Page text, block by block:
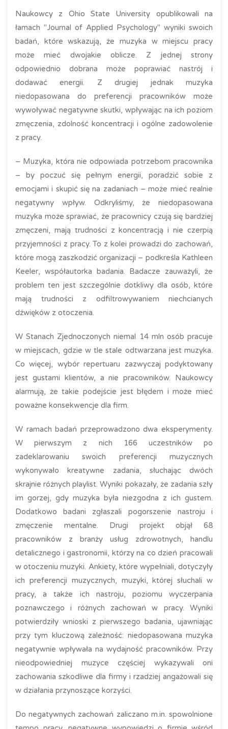
Naukowcy z Ohio State University opublikowali na
łamach "Journal of Applied Psychology" wyniki swoich
badań, które wskazują, że muzyka w miejscu pracy
może mieć dwojakie oblicze. Z jednej strony
odpowiednio dobrana może poprawiać nastrój i
dodawać energii. Z drugiej jednak muzyka
niedopasowana do preferencji pracowników może
wywoływać negatywne skutki, wpływając na ich poziom
zmęczenia, zdolność koncentracji i ogólne zadowolenie
z pracy.
– Muzyka, która nie odpowiada potrzebom pracownika
– by poczuć się pełnym energii, poradzić sobie z
emocjami i skupić się na zadaniach – może mieć realnie
negatywny wpływ. Odkryliśmy, że niedopasowana
muzyka może sprawiać, że pracownicy czują się bardziej
zmęczeni, mają trudności z koncentracją i nie czerpią
przyjemności z pracy. To z kolei prowadzi do zachowań,
które mogą zaszkodzić organizacji – podkreśla Kathleen
Keeler, współautorka badania. Badacze zauważyli, że
problem ten jest szczególnie dotkliwy dla osób, które
mają trudności z odfiltrowywaniem niechcianych
dźwięków z otoczenia.
W Stanach Zjednoczonych niemal 14 mln osób pracuje
w miejscach, gdzie w tle stale odtwarzana jest muzyka.
Co więcej, wybór repertuaru zazwyczaj podyktowany
jest gustami klientów, a nie pracowników. Naukowcy
alarmują, że takie podejście jest błędem i może mieć
poważne konsekwencje dla firm.
W ramach badań przeprowadzono dwa eksperymenty.
W pierwszym z nich 166 uczestników po
zadeklarowaniu swoich preferencji muzycznych
wykonywało kreatywne zadania, słuchając dwóch
skrajnie różnych playlist. Wyniki pokazały, że zadania szły
im gorzej, gdy muzyka była niezgodna z ich gustem.
Dodatkowo badani zgłaszali pogorszenie nastroju i
zmęczenie mentalne. Drugi projekt objął 68
pracowników z branży usług zdrowotnych, handlu
detalicznego i gastronomii, którzy na co dzień pracowali
w otoczeniu muzyki. Ankiety, które wypełniali, dotyczyły
ich preferencji muzycznych, muzyki, której słuchali w
pracy, a także ich nastroju, poziomu wyczerpania
poznawczego i różnych zachowań w pracy. Wyniki
potwierdziły wnioski z pierwszego badania, ujawniając
przy tym kluczową zależność: niedopasowana muzyka
negatywnie wpływała na wydajność pracowników. Przy
nieodpowiedniej muzyce częściej wykazywali oni
zachowania szkodliwe dla firmy i rzadziej angażowali się
w działania przynoszące korzyści.
Do negatywnych zachowań zaliczano m.in. spowolnione